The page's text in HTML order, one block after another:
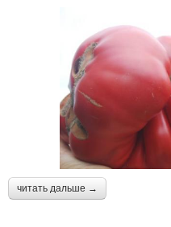
читать дальше →